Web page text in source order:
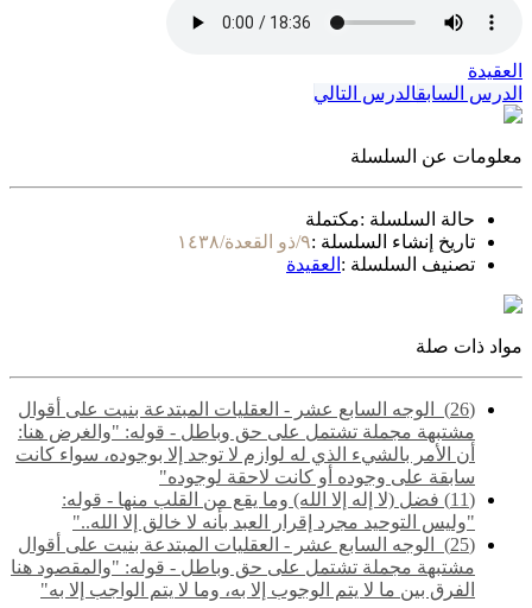
العقيدة
الدرس السابقالدرس التالي
معلومات عن السلسلة
حالة السلسلة :مكتملة
تاريخ إنشاء السلسلة :٩/ذو القعدة/١٤٣٨
تصنيف السلسلة : العقيدة
مواد ذات صلة
(26) ‌‌ الوجه السابع عشر - العقليات المبتدعة بنيت على أقوال
مشتبهة مجملة تشتمل على حق وباطل - قوله: "والغرض هنا:
أن الأمر بالشيء الذي له لوازم لا توجد إلا بوجوده، سواء كانت
سابقة على وجوده أو كانت لاحقة لوجوده"
(11) فضل (لا إله إلا الله) وما يقع من القلب منها - قوله:
"وليس التوحيد مجرد إقرار العبد بأنه لا خالق إلا الله.."
(25) ‌‌ الوجه السابع عشر - العقليات المبتدعة بنيت على أقوال
مشتبهة مجملة تشتمل على حق وباطل - قوله: "والمقصود هنا
الفرق بين ما لا يتم الوجوب إلا به، وما لا يتم الواجب إلا به"